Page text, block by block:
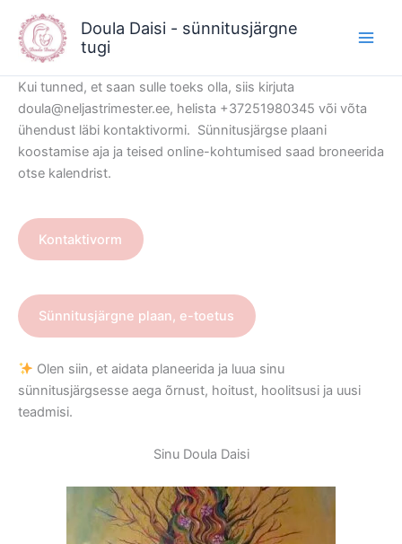
content
Doula Daisi - sünnitusjärgne
tugi
Kui tunned, et saan sulle toeks olla, siis kirjuta
doula@neljastrimester.ee, helista +37251980345 või võta
ühendust läbi kontaktivormi. Sünnitusjärgse plaani
koostamise aja ja teised online-kohtumised saad broneerida
otse kalendrist.
Kontaktivorm
Sünnitusjärgne plaan, e-toetus
Olen siin, et aidata planeerida ja luua sinu
sünnitusjärgsesse aega õrnust, hoitust, hoolitsusi ja uusi
teadmisi.
Sinu Doula Daisi